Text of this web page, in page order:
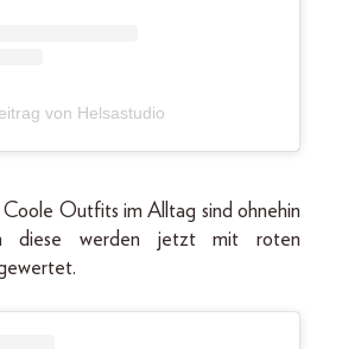
von Helsastudio
Coole Outfits im Alltag sind ohnehin
diese werden jetzt mit roten